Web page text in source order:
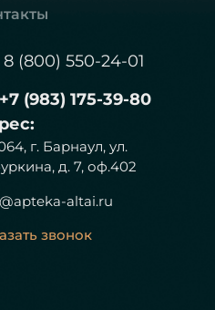
8 (800) 550-24-01
+7 (983) 175-39-80
г. Барнаул, ул.
д. 7, оф.402
altai.ru
звонок